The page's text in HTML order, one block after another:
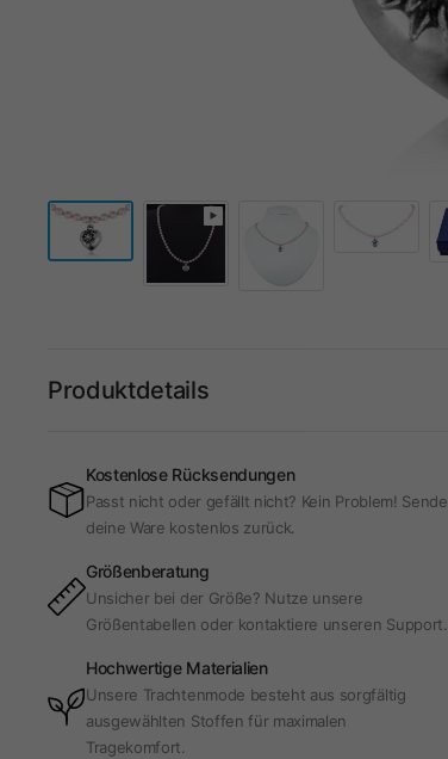
Produktdetails
Kostenlose Rücksendungen
Passt nicht oder gefällt nicht? Kein Problem! Sende
deine Ware kostenlos zurück.
Größenberatung
Unsicher bei der Größe? Nutze unsere
Größentabellen oder kontaktiere unseren Support.
Hochwertige Materialien
Unsere Trachtenmode besteht aus sorgfältig
ausgewählten Stoffen für maximalen
Tragekomfort.